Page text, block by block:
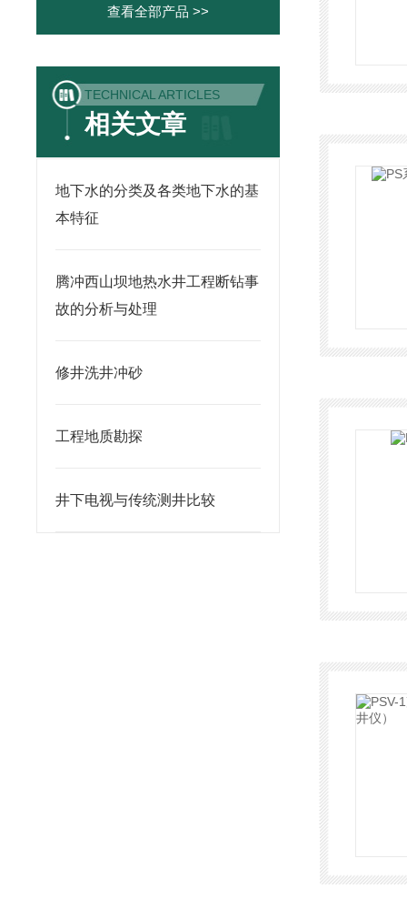
查看全部产品 >>
TECHNICAL ARTICLES
相关文章
地下水的分类及各类地下水的基
本特征
腾冲西山坝地热水井工程断钻事
故的分析与处理
修井洗井冲砂
工程地质勘探
井下电视与传统测井比较